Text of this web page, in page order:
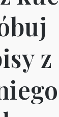
z